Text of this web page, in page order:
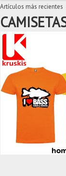
Artículos más recientes